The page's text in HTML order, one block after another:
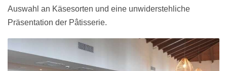
Auswahl an Käsesorten und eine unwiderstehliche
Präsentation der Pâtisserie.